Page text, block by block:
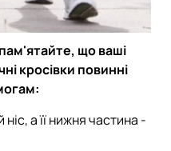
що ваші
кросівки повинні
а її нижня частина -